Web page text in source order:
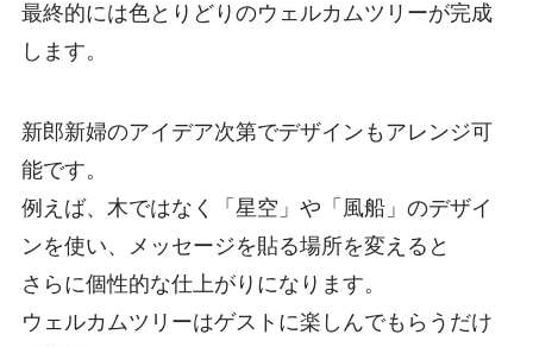
最終的には色とりどりのウェルカムツリーが完成
します。
新郎新婦のアイデア次第でデザインもアレンジ可
能です。
例えば、木ではなく「星空」や「風船」のデザイ
ンを使い、メッセージを貼る場所を変えると
さらに個性的な仕上がりになります。
ウェルカムツリーはゲストに楽しんでもらうだけ